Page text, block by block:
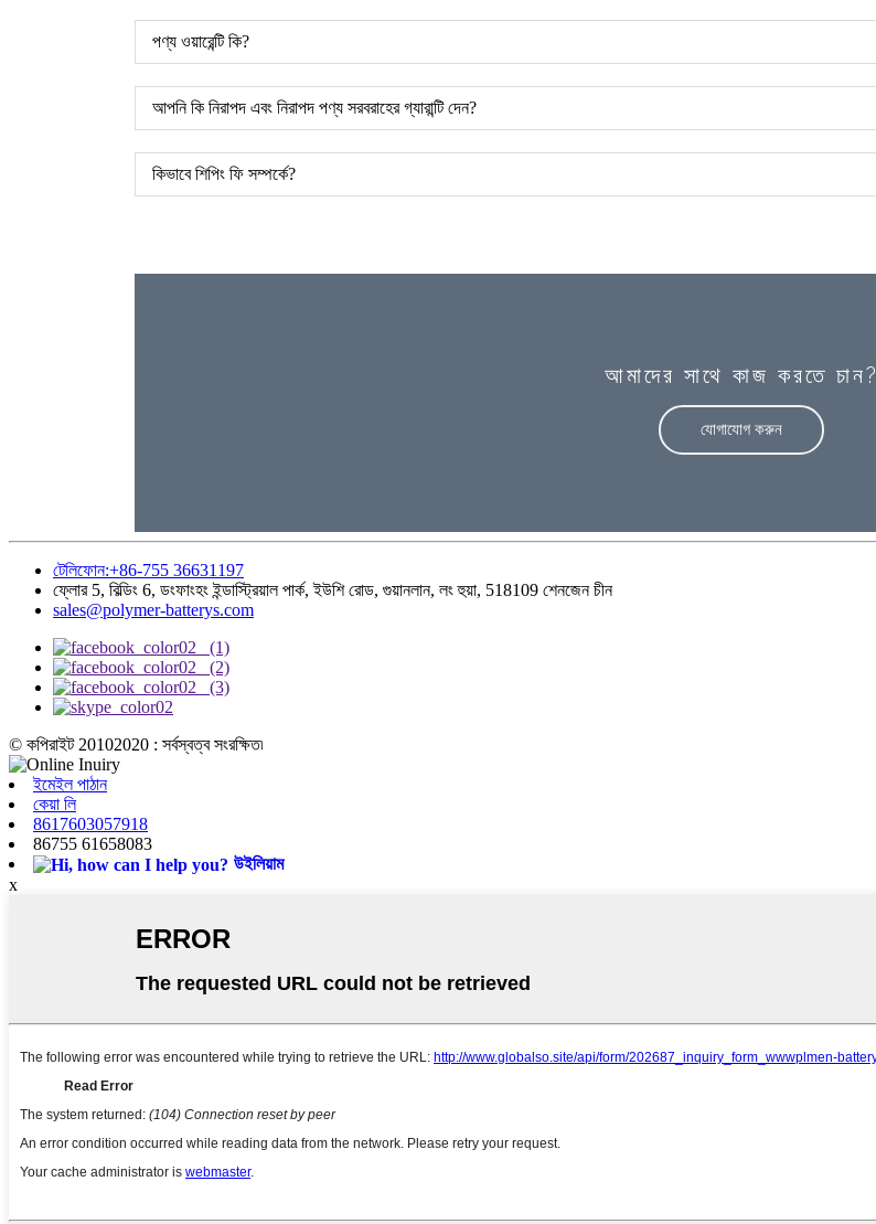
পণ্য ওয়ারেন্টি কি?
আপনি কি নিরাপদ এবং নিরাপদ পণ্য সরবরাহের গ্যারান্টি দেন?
কিভাবে শিপিং ফি সম্পর্কে?
আমাদের সাথে কাজ করতে চান?
যোগাযোগ করুন
টেলিফোন:+86-755 36631197
ফ্লোর 5, বিল্ডিং 6, ডংফাংহং ইন্ডাস্ট্রিয়াল পার্ক, ইউশি রোড, গুয়ানলান, লং হুয়া, 518109 শেনজেন চীন
sales@polymer-batterys.com
© কপিরাইট 20102020 : সর্বস্বত্ব সংরক্ষিত৷
ইমেইল পাঠান
কেয়া লি
8617603057918
86755 61658083
উইলিয়াম
x